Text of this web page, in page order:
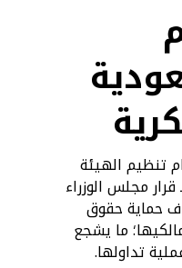
نظام تنظيم الهيئة
مجلس الوزراء
بهدف حماية حقوق
ما يشجع
تداولها.